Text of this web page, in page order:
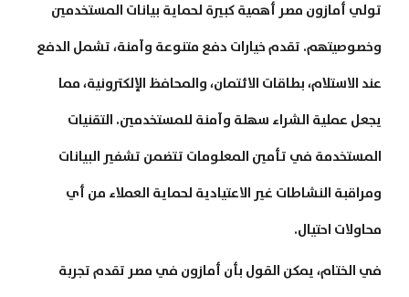
تولي أمازون مصر أهمية كبيرة لحماية بيانات المستخدمين
وخصوصيتهم. تقدم خيارات دفع متنوعة وآمنة، تشمل الدفع
عند الاستلام، بطاقات الائتمان، والمحافظ الإلكترونية، مما
يجعل عملية الشراء سهلة وآمنة للمستخدمين. التقنيات
المستخدمة في تأمين المعلومات تتضمن تشفير البيانات
ومراقبة النشاطات غير الاعتيادية لحماية العملاء من أي
محاولات احتيال.
في الختام، يمكن القول بأن أمازون في مصر تقدم تجربة